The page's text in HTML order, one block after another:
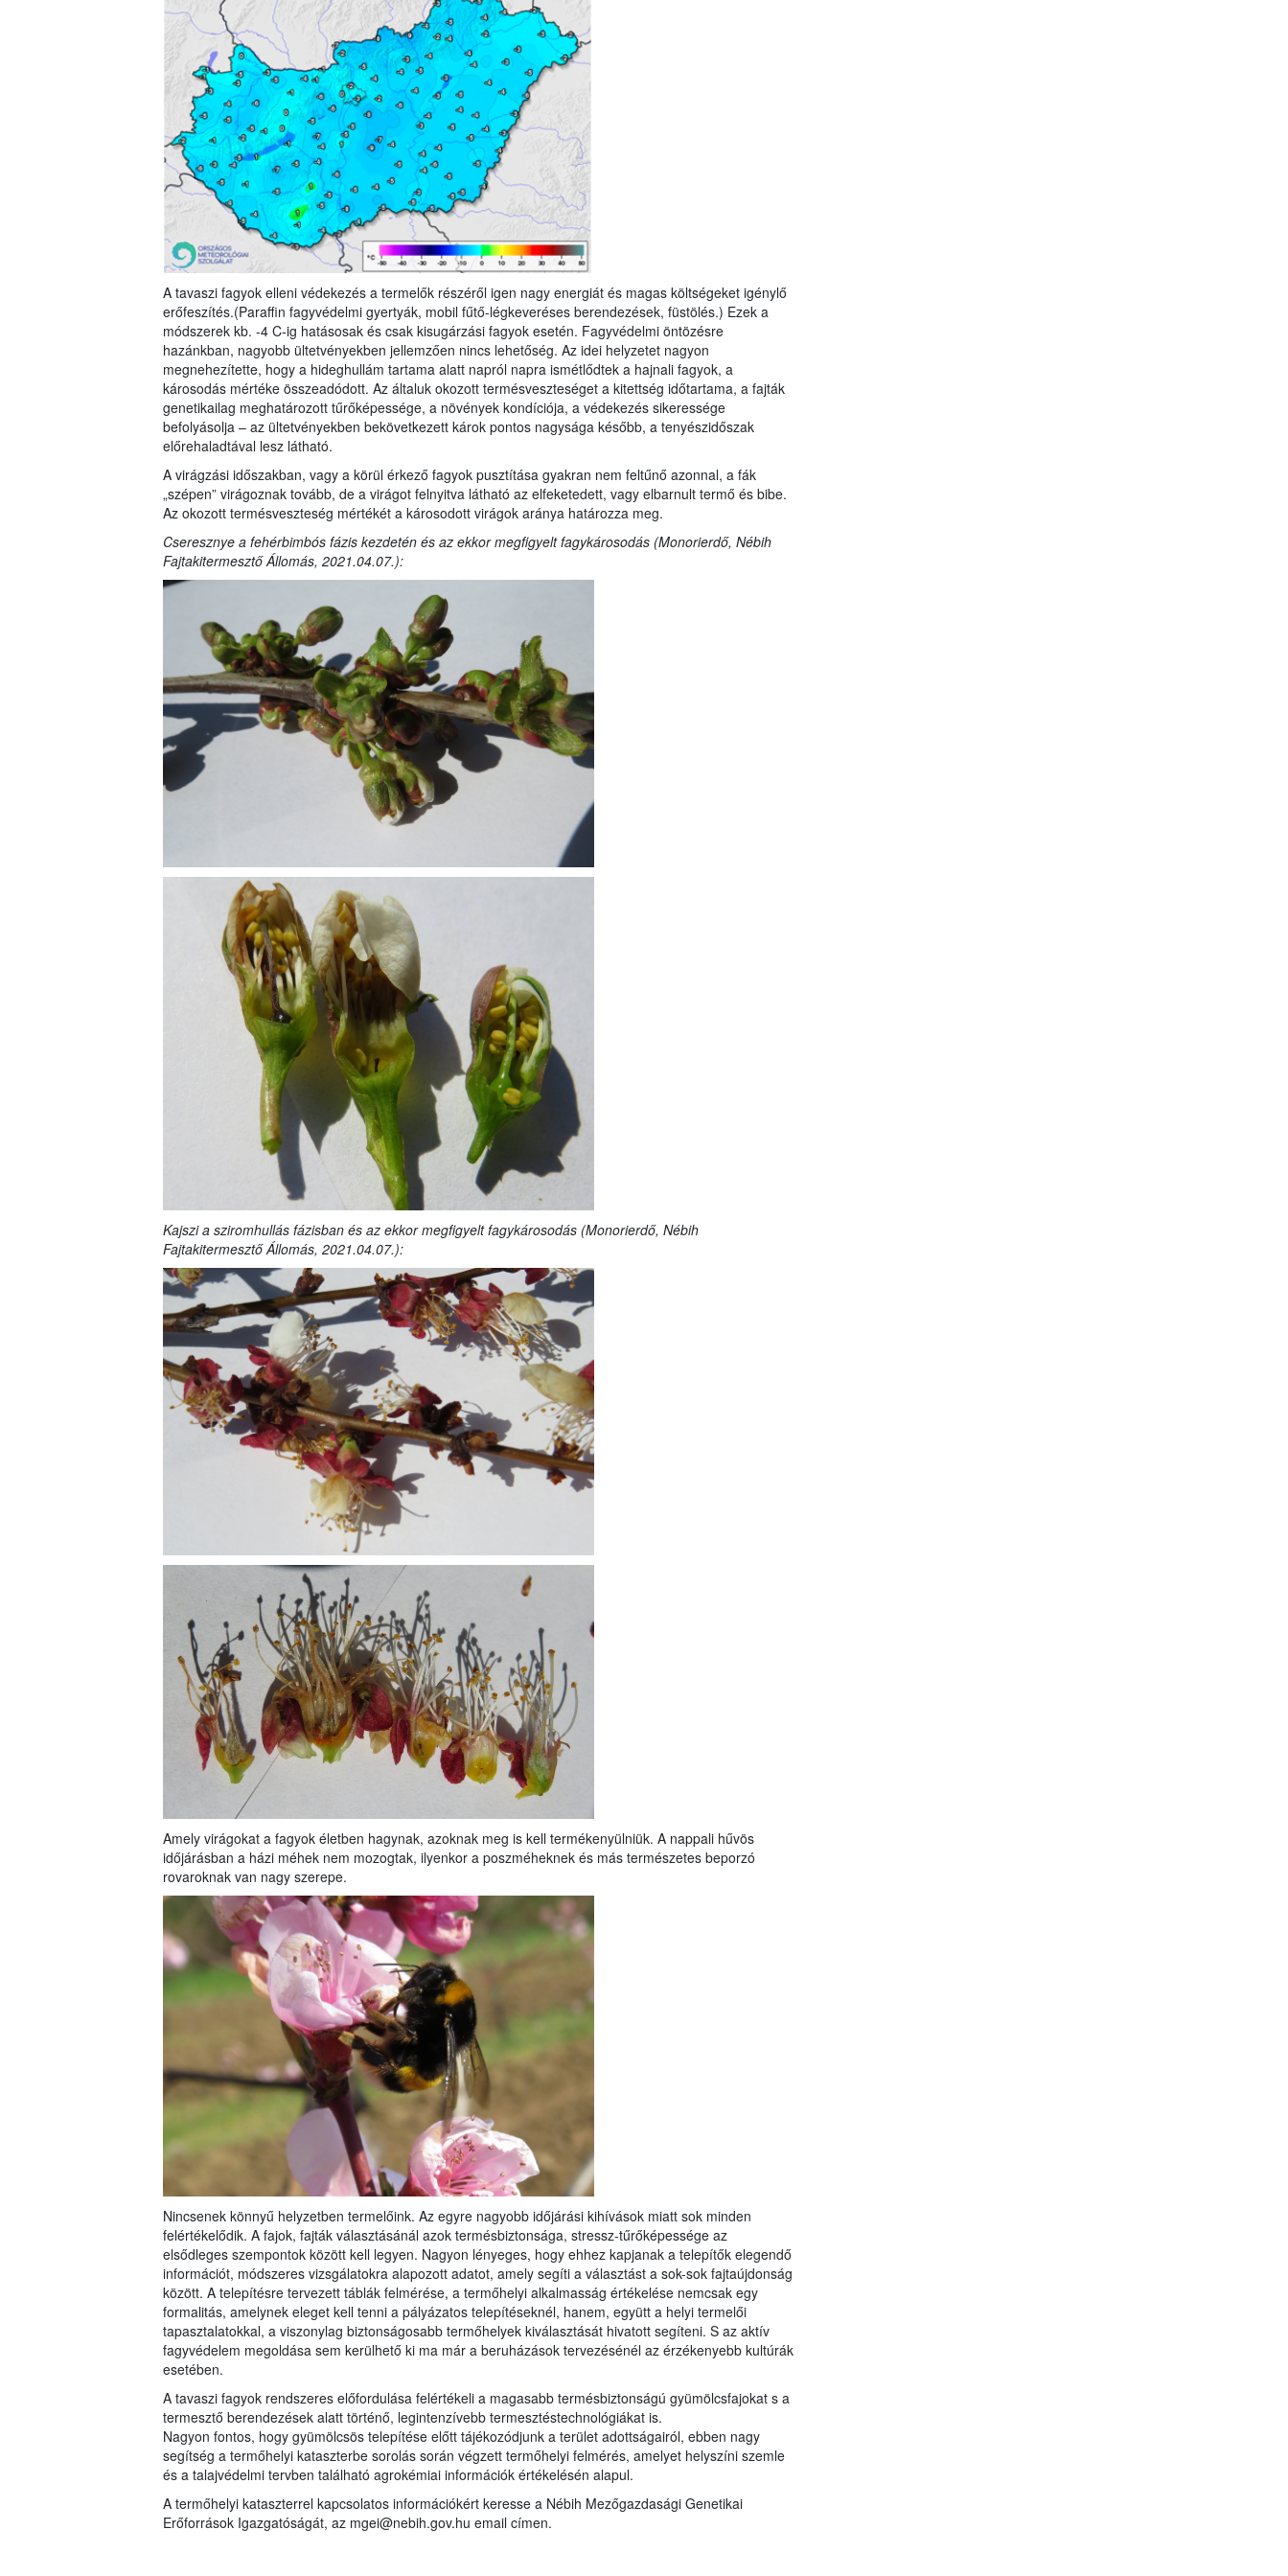
A tavaszi fagyok elleni védekezés a termelők részéről igen nagy energiát és magas költségeket igénylő
erőfeszítés.(Paraffin fagyvédelmi gyertyák, mobil fűtő-légkeveréses berendezések, füstölés.) Ezek a
módszerek kb. -4 C-ig hatásosak és csak kisugárzási fagyok esetén. Fagyvédelmi öntözésre
hazánkban, nagyobb ültetvényekben jellemzően nincs lehetőség. Az idei helyzetet nagyon
megnehezítette, hogy a hideghullám tartama alatt napról napra ismétlődtek a hajnali fagyok, a
károsodás mértéke összeadódott. Az általuk okozott termésveszteséget a kitettség időtartama, a fajták
genetikailag meghatározott tűrőképessége, a növények kondíciója, a védekezés sikeressége
befolyásolja – az ültetvényekben bekövetkezett károk pontos nagysága később, a tenyészidőszak
előrehaladtával lesz látható.
A virágzási időszakban, vagy a körül érkező fagyok pusztítása gyakran nem feltűnő azonnal, a fák
„szépen” virágoznak tovább, de a virágot felnyitva látható az elfeketedett, vagy elbarnult termő és bibe.
Az okozott termésveszteség mértékét a károsodott virágok aránya határozza meg.
Cseresznye a fehérbimbós fázis kezdetén és az ekkor megfigyelt fagykárosodás (Monorierdő, Nébih
Fajtakitermesztő Állomás, 2021.04.07.):
Kajszi a sziromhullás fázisban és az ekkor megfigyelt fagykárosodás (Monorierdő, Nébih
Fajtakitermesztő Állomás, 2021.04.07.):
Amely virágokat a fagyok életben hagynak, azoknak meg is kell termékenyülniük. A nappali hűvös
időjárásban a házi méhek nem mozogtak, ilyenkor a poszméheknek és más természetes beporzó
rovaroknak van nagy szerepe.
Nincsenek könnyű helyzetben termelőink. Az egyre nagyobb időjárási kihívások miatt sok minden
felértékelődik. A fajok, fajták választásánál azok termésbiztonsága, stressz-tűrőképessége az
elsődleges szempontok között kell legyen. Nagyon lényeges, hogy ehhez kapjanak a telepítők elegendő
információt, módszeres vizsgálatokra alapozott adatot, amely segíti a választást a sok-sok fajtaújdonság
között. A telepítésre tervezett táblák felmérése, a termőhelyi alkalmasság értékelése nemcsak egy
formalitás, amelynek eleget kell tenni a pályázatos telepítéseknél, hanem, együtt a helyi termelői
tapasztalatokkal, a viszonylag biztonságosabb termőhelyek kiválasztását hivatott segíteni. S az aktív
fagyvédelem megoldása sem kerülhető ki ma már a beruházások tervezésénél az érzékenyebb kultúrák
esetében.
A tavaszi fagyok rendszeres előfordulása felértékeli a magasabb termésbiztonságú gyümölcsfajokat s a
termesztő berendezések alatt történő, legintenzívebb termesztéstechnológiákat is.
Nagyon fontos, hogy gyümölcsös telepítése előtt tájékozódjunk a terület adottságairól, ebben nagy
segítség a termőhelyi kataszterbe sorolás során végzett termőhelyi felmérés, amelyet helyszíni szemle
és a talajvédelmi tervben található agrokémiai információk értékelésén alapul.
A termőhelyi kataszterrel kapcsolatos információkért keresse a Nébih Mezőgazdasági Genetikai
Erőforrások Igazgatóságát, az mgei@nebih.gov.hu email címen.